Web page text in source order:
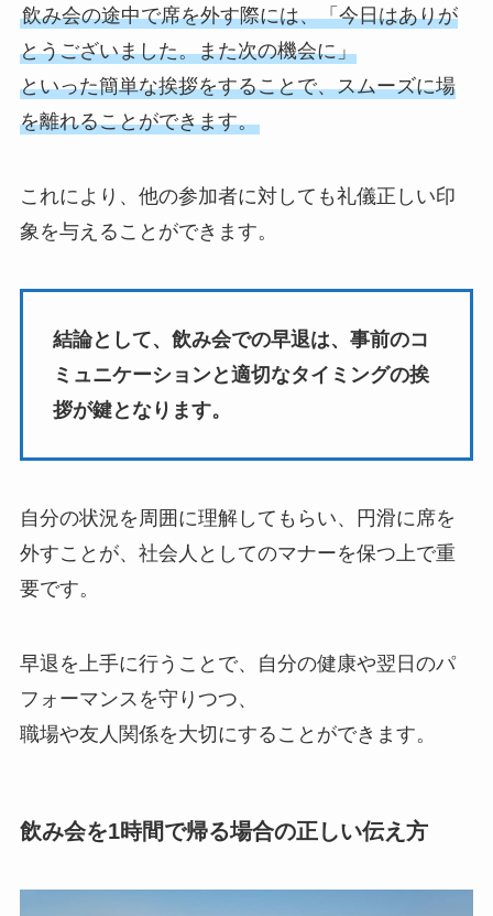
飲み会の途中で席を外す際には、「今日はありが
とうございました。また次の機会に」
といった簡単な挨拶をすることで、スムーズに場
を離れることができます。
これにより、他の参加者に対しても礼儀正しい印
象を与えることができます。
結論として、飲み会での早退は、事前のコ
ミュニケーションと適切なタイミングの挨
拶が鍵となります。
自分の状況を周囲に理解してもらい、円滑に席を
外すことが、社会人としてのマナーを保つ上で重
要です。
早退を上手に行うことで、自分の健康や翌日のパ
フォーマンスを守りつつ、
職場や友人関係を大切にすることができます。
飲み会を1時間で帰る場合の正しい伝え方